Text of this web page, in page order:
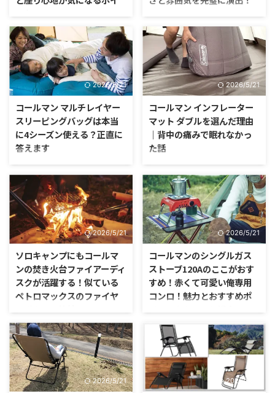
キャンプに出かける時に絶対必要
なアイテムの1つにがランタンが
あります。 もしそれが、炎が揺
らぐランダンだったとしたら、バ
ーベキューや焚き火と共にキャン
プの醍醐味の1つになるギアだと
思います。
2026/5/21
コールマン マルチレイヤー
スリーピングバッグは本当
に4シーズン使える？正直に
答えます
「キャンプ初心者におすすめブラ
ンドは？」なんて質問に答えるの
なら、多くのキャンパーさんは無
難に「コールマン」と言いそうで
すよね。 赤地に白い英字ロゴの
入ったおしゃれなデザインに、圧
倒的な品揃えの良さと幅広さ、そ
アイテムが取り揃えられている点
においても、コールマンはキャン
プ初心者からベテランまで幅広く
おすすめのブランドと言えるでし
ょう。
2026/5/21
コールマン インフレーター
マット ダブルを選んだ理由
｜背中の痛みで眠れなかっ
た話
インナーテント内に敷くマットっ
て、厚みがないと夜もおちおち寝
ていられないですよね。 僕が以
前よく行っていた、本栖湖の浩庵
キャンプ場は、湖畔サイトなので
小石が多くありました。
2026/5/21
ソロキャンプにもコールマ
ンの焚き火台ファイアーディ
スクが活躍する！似ている
ペトロマックスのファイヤ
お皿のような平らな形でシンプル
かつカッコイイ焚き火台があるの
知っていますか？ 僕がその存在
を知ったのは、ペトロマックスの
ファイヤーボウルを見た時。
2026/5/21
コールマンのシングルガス
ストーブ120Aのここがおす
すめ！赤くて可愛い俺専用
コンロ！魅力とおすすめポ
コールマンのシングルガスストー
ブ120Aは2021年春に発売以来、
そのどこでも使える扱いやすさと
外見のキュートさを兼ね備えた存
在として、コールマンのガススト
ーブの中でも新しいポジションを
2026/5/21 2026/5/21